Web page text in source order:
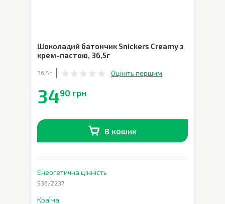
Шоколадий батончик Snickers Creamy з
крем-пастою, 36,5г
36,5г Оцініть першим
3490 грн
В кошик
Енергетична цінність
536/2237
Країна